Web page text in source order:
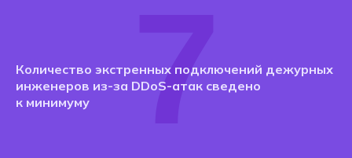
Количество экстренных подключений дежурных
инженеров из-за DDoS-атак сведено
к минимуму
7